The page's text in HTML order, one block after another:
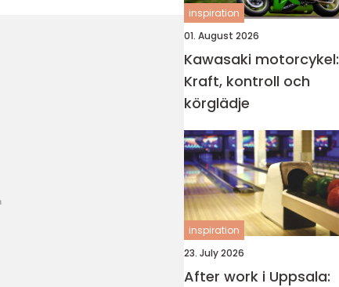
inspiration
01. August 2026
Kawasaki motorcykel:
Kraft, kontroll och
körglädje
inspiration
23. July 2026
After work i Uppsala: